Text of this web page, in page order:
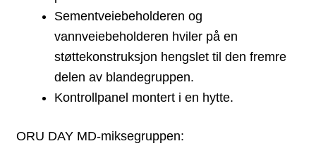
Sementveiebeholderen og
vannveiebeholderen hviler på en
støttekonstruksjon hengslet til den fremre
delen av blandegruppen.
Kontrollpanel montert i en hytte.
ORU DAY MD-miksegruppen: